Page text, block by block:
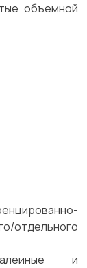
объемной
отдельного
и